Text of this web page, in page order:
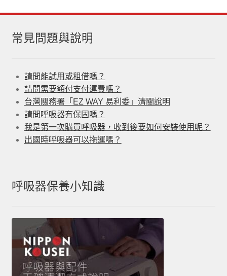
常見問題與說明
請問能試用或租借嗎？
請問需要額付支付運費嗎？
台灣關務署「EZ WAY 易利委」清關說明
請問呼吸器有保固嗎？
我是第一次購買呼吸器，收到後要如何安裝使用呢？
出國時呼吸器可以拖運嗎？
呼吸器保養小知識